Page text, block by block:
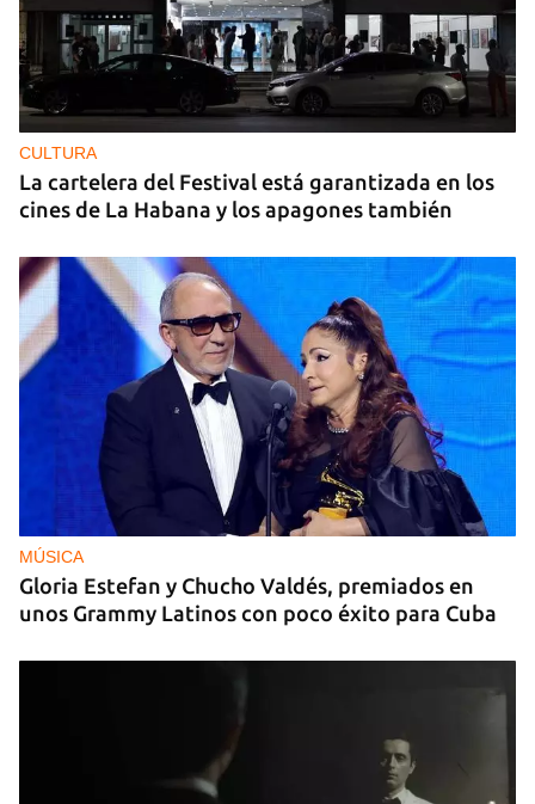
CULTURA
La cartelera del Festival está garantizada en los
cines de La Habana y los apagones también
MÚSICA
Gloria Estefan y Chucho Valdés, premiados en
unos Grammy Latinos con poco éxito para Cuba